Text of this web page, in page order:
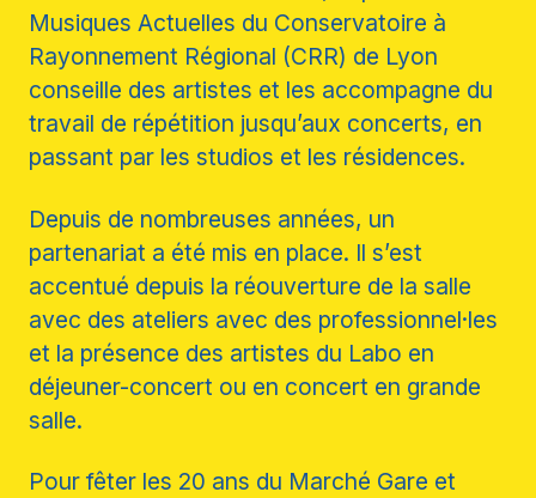
Musiques Actuelles du Conservatoire à
Rayonnement Régional (CRR) de Lyon
conseille des artistes et les accompagne du
travail de répétition jusqu’aux concerts, en
passant par les studios et les résidences.
Depuis de nombreuses années, un
partenariat a été mis en place. Il s’est
accentué depuis la réouverture de la salle
avec des ateliers avec des professionnel·les
et la présence des artistes du Labo en
déjeuner-concert ou en concert en grande
salle.
Pour fêter les 20 ans du Marché Gare et